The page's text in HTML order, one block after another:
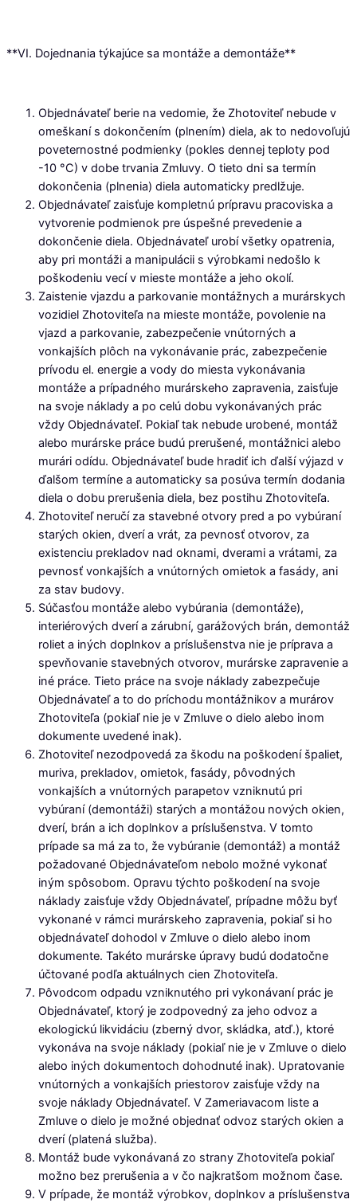
**VI. Dojednania týkajúce sa montáže a demontáže**
Objednávateľ berie na vedomie, že Zhotoviteľ nebude v
omeškaní s dokončením (plnením) diela, ak to nedovoľujú
poveternostné podmienky (pokles dennej teploty pod
-10 °C) v dobe trvania Zmluvy. O tieto dni sa termín
dokončenia (plnenia) diela automaticky predlžuje.
Objednávateľ zaisťuje kompletnú prípravu pracoviska a
vytvorenie podmienok pre úspešné prevedenie a
dokončenie diela. Objednávateľ urobí všetky opatrenia,
aby pri montáži a manipulácii s výrobkami nedošlo k
poškodeniu vecí v mieste montáže a jeho okolí.
Zaistenie vjazdu a parkovanie montážnych a murárskych
vozidiel Zhotoviteľa na mieste montáže, povolenie na
vjazd a parkovanie, zabezpečenie vnútorných a
vonkajších plôch na vykonávanie prác, zabezpečenie
prívodu el. energie a vody do miesta vykonávania
montáže a prípadného murárskeho zapravenia, zaisťuje
na svoje náklady a po celú dobu vykonávaných prác
vždy Objednávateľ. Pokiaľ tak nebude urobené, montáž
alebo murárske práce budú prerušené, montážnici alebo
murári odídu. Objednávateľ bude hradiť ich ďalší výjazd v
ďalšom termíne a automaticky sa posúva termín dodania
diela o dobu prerušenia diela, bez postihu Zhotoviteľa.
Zhotoviteľ neručí za stavebné otvory pred a po vybúraní
starých okien, dverí a vrát, za pevnosť otvorov, za
existenciu prekladov nad oknami, dverami a vrátami, za
pevnosť vonkajších a vnútorných omietok a fasády, ani
za stav budovy.
Súčasťou montáže alebo vybúrania (demontáže),
interiérových dverí a zárubní, garážových brán, demontáž
roliet a iných doplnkov a príslušenstva nie je príprava a
spevňovanie stavebných otvorov, murárske zapravenie a
iné práce. Tieto práce na svoje náklady zabezpečuje
Objednávateľ a to do príchodu montážnikov a murárov
Zhotoviteľa (pokiaľ nie je v Zmluve o dielo alebo inom
dokumente uvedené inak).
Zhotoviteľ nezodpovedá za škodu na poškodení špaliet,
muriva, prekladov, omietok, fasády, pôvodných
vonkajších a vnútorných parapetov vzniknutú pri
vybúraní (demontáži) starých a montážou nových okien,
dverí, brán a ich doplnkov a príslušenstva. V tomto
prípade sa má za to, že vybúranie (demontáž) a montáž
požadované Objednávateľom nebolo možné vykonať
iným spôsobom. Opravu týchto poškodení na svoje
náklady zaisťuje vždy Objednávateľ, prípadne môžu byť
vykonané v rámci murárskeho zapravenia, pokiaľ si ho
objednávateľ dohodol v Zmluve o dielo alebo inom
dokumente. Takéto murárske úpravy budú dodatočne
účtované podľa aktuálnych cien Zhotoviteľa.
Pôvodcom odpadu vzniknutého pri vykonávaní prác je
Objednávateľ, ktorý je zodpovedný za jeho odvoz a
ekologickú likvidáciu (zberný dvor, skládka, atď.), ktoré
vykonáva na svoje náklady (pokiaľ nie je v Zmluve o dielo
alebo iných dokumentoch dohodnuté inak). Upratovanie
vnútorných a vonkajších priestorov zaisťuje vždy na
svoje náklady Objednávateľ. V Zameriavacom liste a
Zmluve o dielo je možné objednať odvoz starých okien a
dverí (platená služba).
Montáž bude vykonávaná zo strany Zhotoviteľa pokiaľ
možno bez prerušenia a v čo najkratšom možnom čase.
V prípade, že montáž výrobkov, doplnkov a príslušenstva